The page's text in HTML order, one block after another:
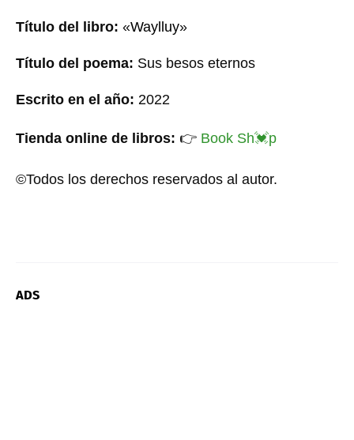
Título del libro: «Waylluy»
Título del poema: Sus besos eternos
Escrito en el año: 2022
Tienda online de libros: 👉 Book Sh💓p
©Todos los derechos reservados al autor.
ADS